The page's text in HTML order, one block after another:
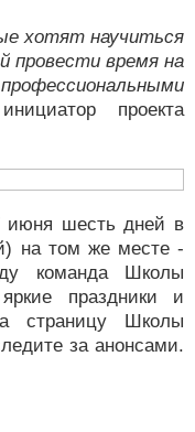
хотят научиться
провести время на
проекта
июня шесть дней в
на том же месте -
команда Школы
праздники и
страницу Школы
за анонсами.